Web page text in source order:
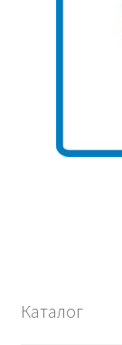
Каталог